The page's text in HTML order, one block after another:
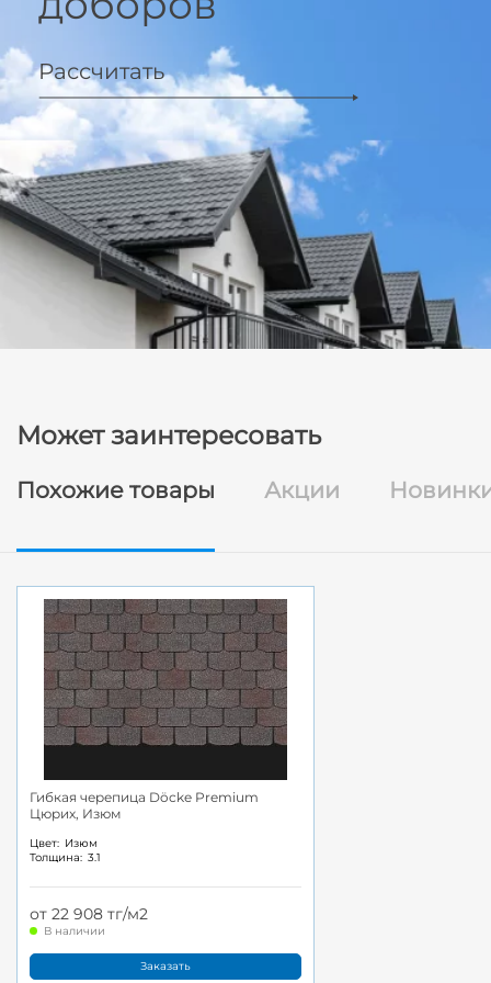
Рассчитать
Может заинтересовать
Похожие товары Акции
Гибкая черепица Döcke Premium
Цюрих, Изюм
Цвет: Изюм
Толщина: 3.1
от 22 908 тг/м2
В наличии
Заказать